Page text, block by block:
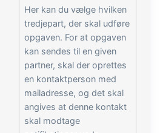
Her kan du vælge hvilken
tredjepart, der skal udføre
opgaven. For at opgaven
kan sendes til en given
partner, skal der oprettes
en kontaktperson med
mailadresse, og det skal
angives at denne kontakt
skal modtage